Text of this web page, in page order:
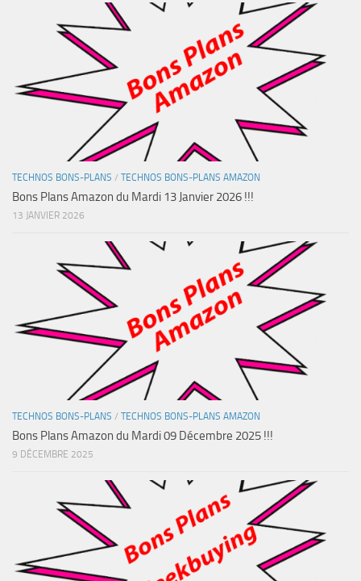
TECHNOS BONS-PLANS / TECHNOS BONS-PLANS AMAZON
Bons Plans Amazon du Mardi 13 Janvier 2026 !!!
13 JANVIER 2026
TECHNOS BONS-PLANS / TECHNOS BONS-PLANS AMAZON
Bons Plans Amazon du Mardi 09 Décembre 2025 !!!
9 DÉCEMBRE 2025